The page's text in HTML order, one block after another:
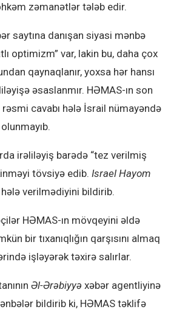
zəmanətlər tələb edir.
saytına danışan siyasi mənbə
optimizm” var, lakin bu, daha çox
qaynaqlanır, yoxsa hər hansı
əsaslanmır. HƏMAS-ın son
cavabı hələ İsrail nümayəndə
irəliləyiş barədə “tez verilmiş
tövsiyə edib. Israel Hayom
hələ verilmədiyini bildirib.
HƏMAS-ın mövqeyini əldə
bir tıxanıqlığın qarşısını almaq
işləyərək təxirə salırlar.
Əl-Ərəbiyyə xəbər agentliyinə
bildirib ki, HƏMAS təklifə